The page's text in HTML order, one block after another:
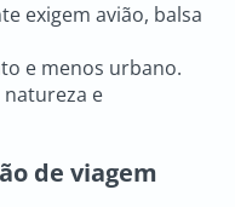
exigem avião, balsa
e menos urbano.
natureza e
de viagem